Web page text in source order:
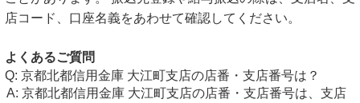
店コード、口座名義をあわせて確認してください。
よくあるご質問
京都北都信用金庫 大江町支店の店番・支店番号は？
京都北都信用金庫 大江町支店の店番・支店番号は、支店